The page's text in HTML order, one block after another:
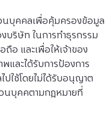
นบุคคลเพื่อคุ้มครองข้อมูล
ริษัท ในการทำธุรกรรม
อ และเพื่อให้เจ้าของ
และได้รับการป้องการ
ใช้โดยไม่ได้รับอนุญาต
นบุคคตามกฎหมายที่